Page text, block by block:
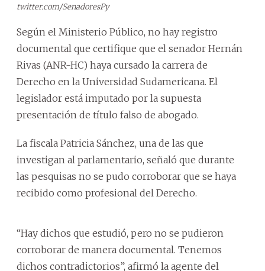
twitter.com/SenadoresPy
Según el Ministerio Público, no hay registro
documental que certifique que el senador Hernán
Rivas (ANR-HC) haya cursado la carrera de
Derecho en la Universidad Sudamericana. El
legislador está imputado por la supuesta
presentación de título falso de abogado.
La fiscala Patricia Sánchez, una de las que
investigan al parlamentario, señaló que durante
las pesquisas no se pudo corroborar que se haya
recibido como profesional del Derecho.
“Hay dichos que estudió, pero no se pudieron
corroborar de manera documental. Tenemos
dichos contradictorios”, afirmó la agente del